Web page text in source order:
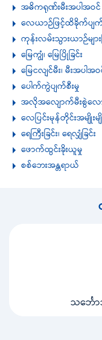
အဓိကရုဏ်းမီးအပါအဝ
လေယာဉ်ဖြင့်ထိခိုက်ပျက်စီ
ကုန်းလမ်းသွားယာဉ်မျာ
မြေကျွံ၊ မြေပြိုခြင်း
မြေငလျင်မီး၊ မီးအပါ
ပေါက်ကွဲပျက်စီးမှု
အလိုအလျောက်မီးစွဲလေ
လေပြင်းမုန်တိုင်းအမျိုးမ
ရေကြီးခြင်း၊ ရေလျှံခြင်း
ဖောက်ထွင်းခိုးယူမှု
စစ်ဘေးအန္တရာယ်
သင်္ဘေ